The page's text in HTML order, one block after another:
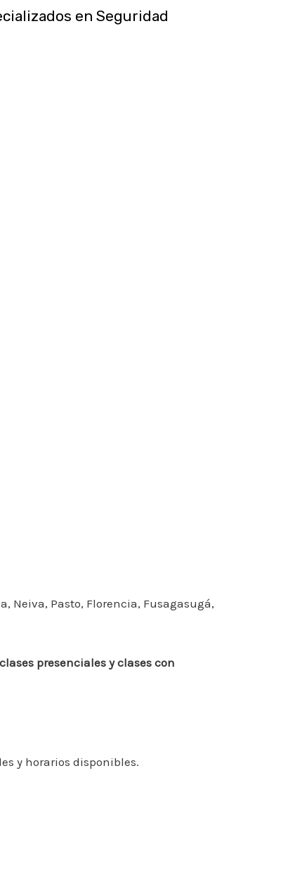
en Seguridad
Neiva, Pasto, Florencia, Fusagasugá,
presenciales y clases con
y horarios disponibles.